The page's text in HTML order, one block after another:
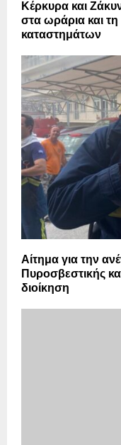
Κέρκυρα και
στα ωράρια και
καταστημάτων
Αίτημα για την
Πυροσβεστικής
διοίκηση